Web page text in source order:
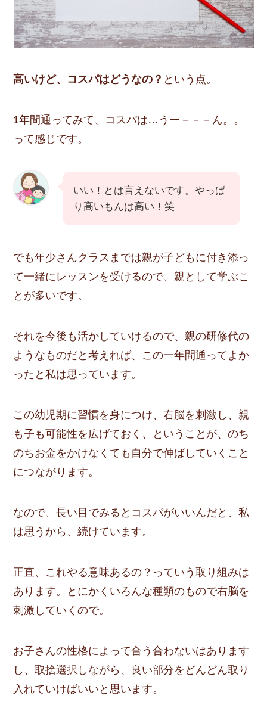
高いけど、コスパはどうなの？ という点。
1年間通ってみて、コスパは…うー－－－ん。。
って感じです。
いい！とは言えないです。やっぱ
り高いもんは高い！笑
でも年少さんクラスまでは親が子どもに付き添っ
て一緒にレッスンを受けるので、親として学ぶこ
とが多いです。
それを今後も活かしていけるので、親の研修代の
ようなものだと考えれば、この一年間通ってよか
ったと私は思っています。
この幼児期に習慣を身につけ、右脳を刺激し、親
も子も可能性を広げておく、ということが、のち
のちお金をかけなくても自分で伸ばしていくこと
につながります。
なので、長い目でみるとコスパがいいんだと、私
は思うから、続けています。
正直、これやる意味あるの？っていう取り組みは
あります。とにかくいろんな種類のもので右脳を
刺激していくので。
お子さんの性格によって合う合わないはあります
し、取捨選択しながら、良い部分をどんどん取り
入れていけばいいと思います。